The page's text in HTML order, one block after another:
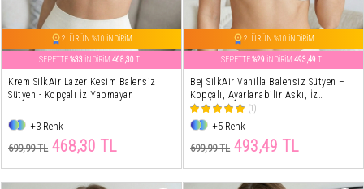
2. ÜRÜN %10 İNDİRİM
SEPETTE%33 İNDİRİM 468,30 TL
Krem SilkAir Lazer Kesim Balensiz
Sütyen - Kopçalı İz Yapmayan
+3 Renk
699,99 TL 468,30 TL
2. ÜRÜN %10 İNDİRİM
SEPETTE%29 İNDİRİM 493,49 TL
Bej SilkAir Vanilla Balensiz Sütyen –
Kopçalı, Ayarlanabilir Askı, İz
Yapmayan
(1)
+5 Renk
699,99 TL 493,49 TL